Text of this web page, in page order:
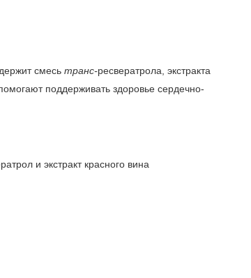
смесьтранс-ресвератрола, экстракта
поддерживать здоровье сердечно-
и экстракт красного вина